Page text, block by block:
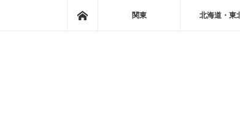
関東 北海道・東